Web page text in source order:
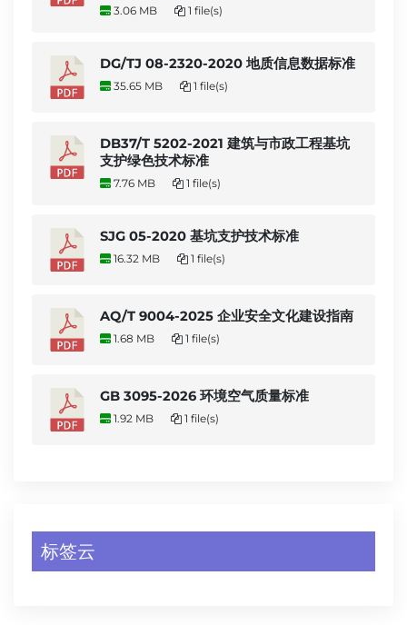
3.06 MB 1 file(s)
DG/TJ 08-2320-2020 地质信息数据标准
35.65 MB 1 file(s)
DB37/T 5202-2021 建筑与市政工程基坑
支护绿色技术标准
7.76 MB 1 file(s)
SJG 05-2020 基坑支护技术标准
16.32 MB 1 file(s)
AQ/T 9004-2025 企业安全文化建设指南
1.68 MB 1 file(s)
GB 3095-2026 环境空气质量标准
1.92 MB 1 file(s)
标签云